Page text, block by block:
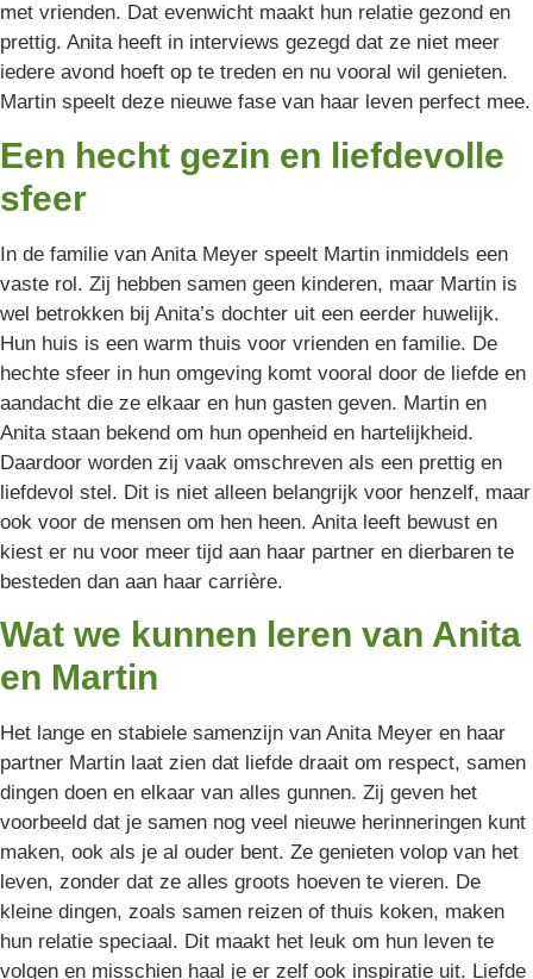
met vrienden. Dat evenwicht maakt hun relatie gezond en
prettig. Anita heeft in interviews gezegd dat ze niet meer
iedere avond hoeft op te treden en nu vooral wil genieten.
Martin speelt deze nieuwe fase van haar leven perfect mee.
Een hecht gezin en liefdevolle
sfeer
In de familie van Anita Meyer speelt Martin inmiddels een
vaste rol. Zij hebben samen geen kinderen, maar Martin is
wel betrokken bij Anita’s dochter uit een eerder huwelijk.
Hun huis is een warm thuis voor vrienden en familie. De
hechte sfeer in hun omgeving komt vooral door de liefde en
aandacht die ze elkaar en hun gasten geven. Martin en
Anita staan bekend om hun openheid en hartelijkheid.
Daardoor worden zij vaak omschreven als een prettig en
liefdevol stel. Dit is niet alleen belangrijk voor henzelf, maar
ook voor de mensen om hen heen. Anita leeft bewust en
kiest er nu voor meer tijd aan haar partner en dierbaren te
besteden dan aan haar carrière.
Wat we kunnen leren van Anita
en Martin
Het lange en stabiele samenzijn van Anita Meyer en haar
partner Martin laat zien dat liefde draait om respect, samen
dingen doen en elkaar van alles gunnen. Zij geven het
voorbeeld dat je samen nog veel nieuwe herinneringen kunt
maken, ook als je al ouder bent. Ze genieten volop van het
leven, zonder dat ze alles groots hoeven te vieren. De
kleine dingen, zoals samen reizen of thuis koken, maken
hun relatie speciaal. Dit maakt het leuk om hun leven te
volgen en misschien haal je er zelf ook inspiratie uit. Liefde